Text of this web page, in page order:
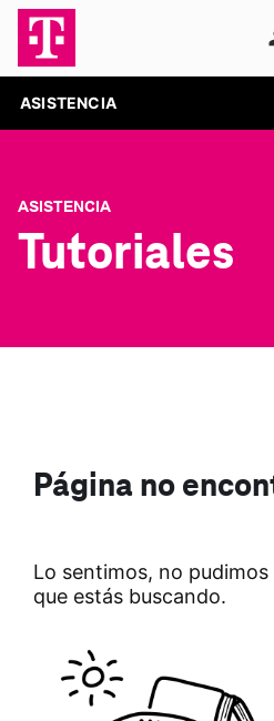
ASISTENCIA
ASISTENCIA
Tutoriales